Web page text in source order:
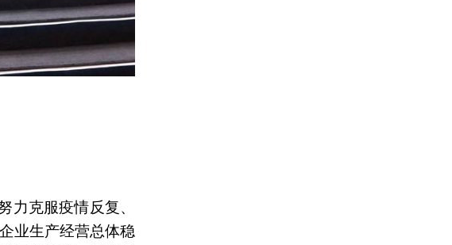
克服疫情反复、
业生产经营总体稳